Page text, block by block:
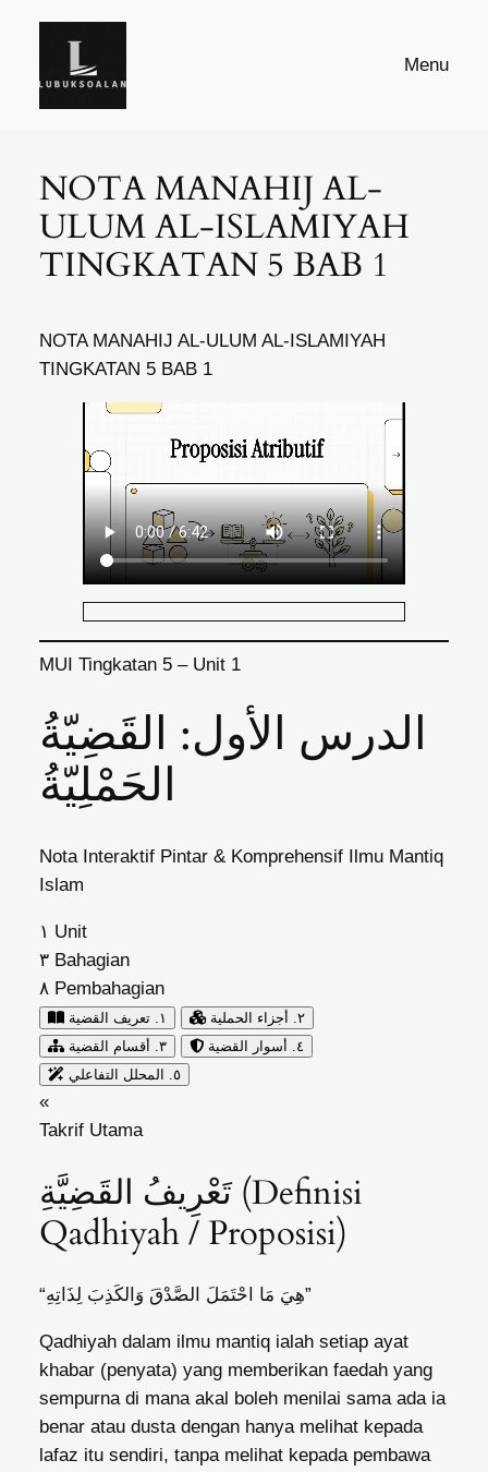
Menu
NOTA MANAHIJ AL-
ULUM AL-ISLAMIYAH
TINGKATAN 5 BAB 1
NOTA MANAHIJ AL-ULUM AL-ISLAMIYAH
TINGKATAN 5 BAB 1
MUI Tingkatan 5 – Unit 1
الدرس الأول: القَضِيّةُ
الحَمْلِيّةُ
Nota Interaktif Pintar & Komprehensif Ilmu Mantiq
Islam
١ Unit
٣ Bahagian
٨ Pembahagian
١. تعريف القضية
٢. أجزاء الحملية
٣. أقسام القضية
٤. أسوار القضية
٥. المحلل التفاعلي
«
Takrif Utama
تَعْرِيفُ القَضِيَّةِ (Definisi
Qadhiyah / Proposisi)
“هِيَ مَا احْتَمَلَ الصَّدْقَ وَالكَذِبَ لِذَاتِهِ”
Qadhiyah dalam ilmu mantiq ialah setiap ayat
khabar (penyata) yang memberikan faedah yang
sempurna di mana akal boleh menilai sama ada ia
benar atau dusta dengan hanya melihat kepada
lafaz itu sendiri, tanpa melihat kepada pembawa